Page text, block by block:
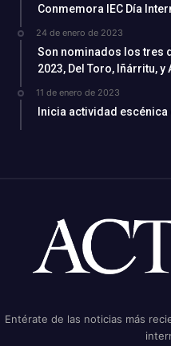
Conmemora IEC Día
24 de enero de 2023
Son nominados los tres
2023, Del Toro, Iñárritu,
11 de enero de 2023
Inicia actividad escénica
Entérate de las noticias más